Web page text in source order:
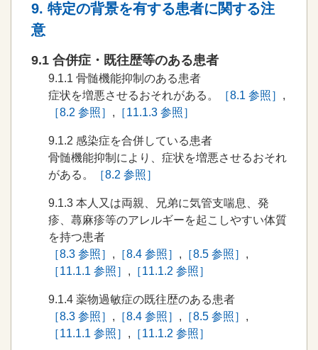
9. 特定の背景を有する患者に関する注
意
9.1 合併症・既往歴等のある患者
9.1.1 骨髄機能抑制のある患者
症状を増悪させるおそれがある。
［8.1 参照］ ,
［8.2 参照］ , ［11.1.3 参照］
9.1.2 感染症を合併している患者
骨髄機能抑制により、症状を増悪させるおそれ
がある。
［8.2 参照］
9.1.3 本人又は両親、兄弟に気管支喘息、発
疹、蕁麻疹等のアレルギーを起こしやすい体質
を持つ患者
［8.3 参照］ , ［8.4 参照］ , ［8.5 参照］ ,
［11.1.1 参照］ , ［11.1.2 参照］
9.1.4 薬物過敏症の既往歴のある患者
［8.3 参照］ , ［8.4 参照］ , ［8.5 参照］ ,
［11.1.1 参照］ , ［11.1.2 参照］